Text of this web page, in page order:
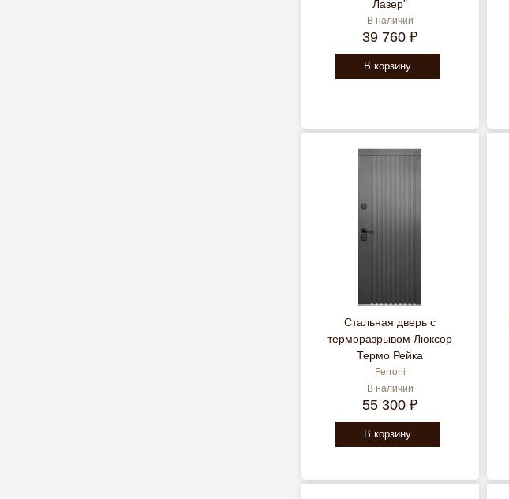
Лазер"
В наличии
39 760 ₽
В корзину
Стальная дверь с
терморазрывом Люксор
Термо Рейка
Ferroni
В наличии
55 300 ₽
В корзину